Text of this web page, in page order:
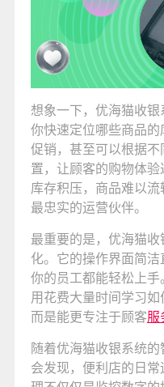
想象一下，优海猫收
你快速定位哪些商品
促销，甚至可以根据
置，让顾客的购物体
库存积压，商品难以
最忠实的运营伙伴。
最重要的是，优海猫
化。它的操作界面简
你的员工都能轻松上
用花费大量时间学习如
而是能更专注于顾客服
随着优海猫收银系统
会发现，便利店的日